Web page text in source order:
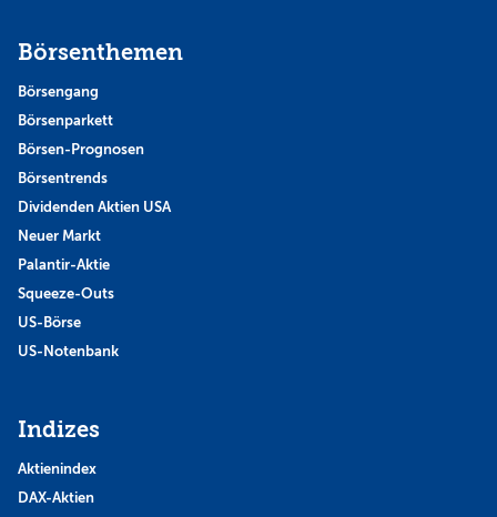
Börsenthemen
Börsengang
Börsenparkett
Börsen-Prognosen
Börsentrends
Dividenden Aktien USA
Neuer Markt
Palantir-Aktie
Squeeze-Outs
US-Börse
US-Notenbank
Indizes
Aktienindex
DAX-Aktien